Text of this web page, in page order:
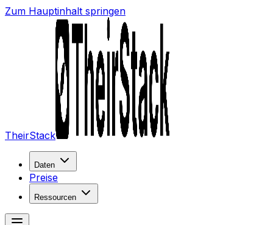
Zum Hauptinhalt springen
TheirStack
Daten
Preise
Ressourcen